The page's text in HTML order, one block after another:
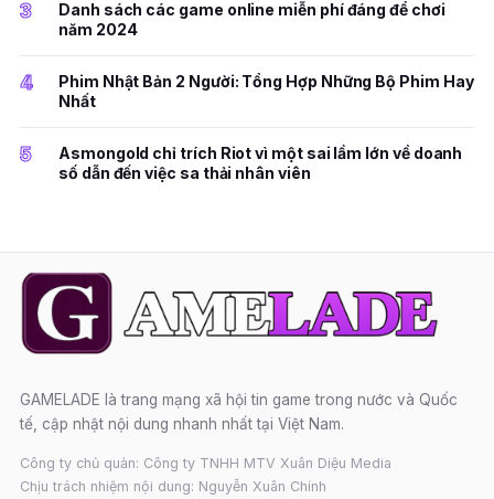
3
Danh sách các game online miễn phí đáng để chơi
năm 2024
4
Phim Nhật Bản 2 Người: Tổng Hợp Những Bộ Phim Hay
Nhất
5
Asmongold chỉ trích Riot vì một sai lầm lớn về doanh
số dẫn đến việc sa thải nhân viên
GAMELADE là trang mạng xã hội tin game trong nước và Quốc
tế, cập nhật nội dung nhanh nhất tại Việt Nam.
Công ty chủ quản: Công ty TNHH MTV Xuân Diệu Media
Chịu trách nhiệm nội dung: Nguyễn Xuân Chính